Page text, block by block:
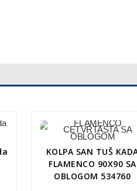
KOLPA SAN TUŠ
FLAMENCO 90X90 SA
OBLOGOM 534760